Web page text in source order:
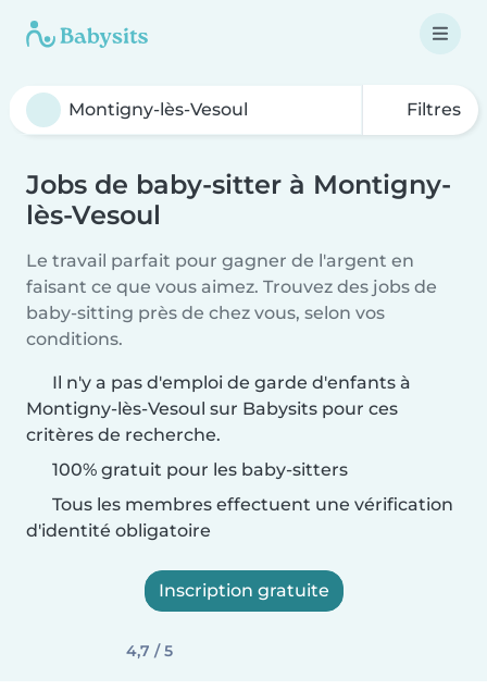
Filtres
Jobs de baby-sitter à Montigny-
lès-Vesoul
Le travail parfait pour gagner de l'argent en
faisant ce que vous aimez. Trouvez des jobs de
baby-sitting près de chez vous, selon vos
conditions.
Il n'y a pas d'emploi de garde d'enfants à
Montigny-lès-Vesoul sur Babysits pour ces
critères de recherche.
100% gratuit pour les baby-sitters
Tous les membres effectuent une vérification
d'identité obligatoire
Inscription gratuite
4,7 / 5